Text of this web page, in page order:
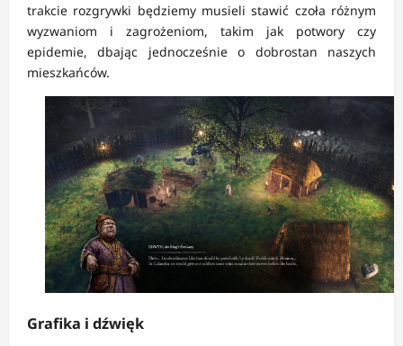
trakcie rozgrywki będziemy musieli stawić czoła różnym
wyzwaniom i zagrożeniom, takim jak potwory czy
epidemie, dbając jednocześnie o dobrostan naszych
mieszkańców.
Grafika i dźwięk